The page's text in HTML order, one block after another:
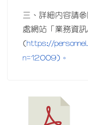
三、詳細內容請
處網站「業務資
(https://
n=12009)。